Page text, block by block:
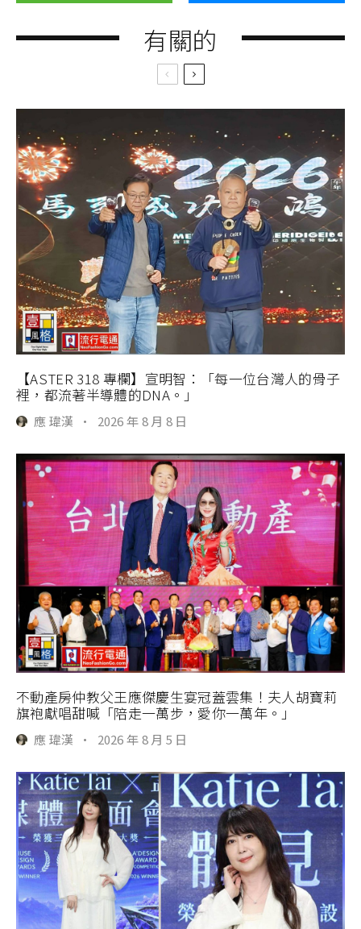
有關的
【ASTER 318 專欄】宣明智：「每一位台灣人的骨子
裡，都流著半導體的DNA。」
應 瑋漢 · 2026 年 8 月 8 日
不動產房仲教父王應傑慶生宴冠蓋雲集！夫人胡寶莉
旗袍獻唱甜喊「陪走一萬步，愛你一萬年。」
應 瑋漢 · 2026 年 8 月 5 日